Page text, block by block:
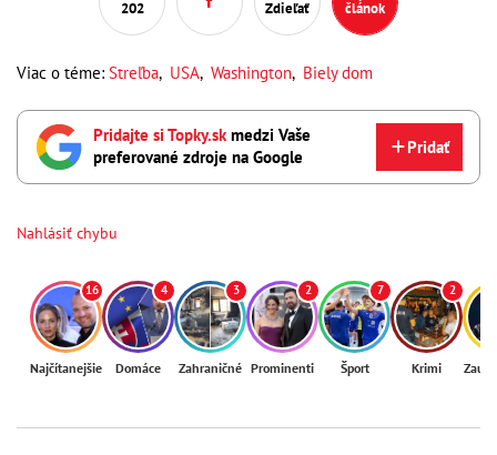
202 Zdieľať
článok
Viac o téme: Streľba, USA, Washington, Biely dom
Pridajte si Topky.skmedzi Vaše
preferované zdroje na Google
Pridať
Nahlásiť chybu
16
Najčítanejšie
4
Domáce
3
Zahraničné
2
Prominenti
7
Šport
2
Krimi